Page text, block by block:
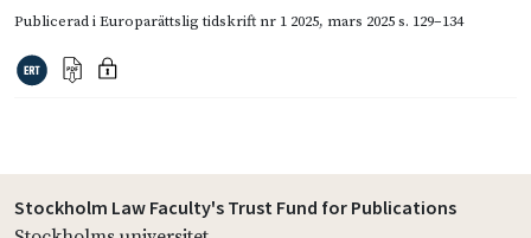
Publicerad iEuroparättslig tidskrift nr 1 2025, mars 2025s. 129–134
Stockholm Law Faculty's Trust Fund for Publications